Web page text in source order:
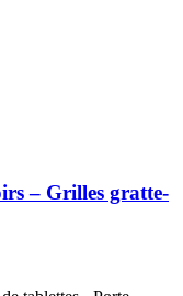
– Grilles gratte-